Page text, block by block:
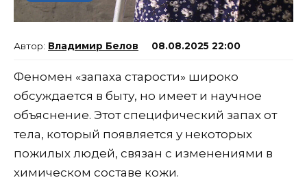
Владимир Белов 08.08.2025 22:00
Феномен «запаха старости» широко
обсуждается в быту, но имеет и научное
объяснение. Этот специфический запах от
тела, который появляется у некоторых
пожилых людей, связан с изменениями в
химическом составе кожи.